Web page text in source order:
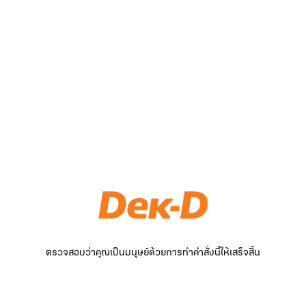
ตรวจสอบว่าคุณเป็นมนุษย์ด้วยการทำคำสั่งนี้ให้เสร็จสิ้น